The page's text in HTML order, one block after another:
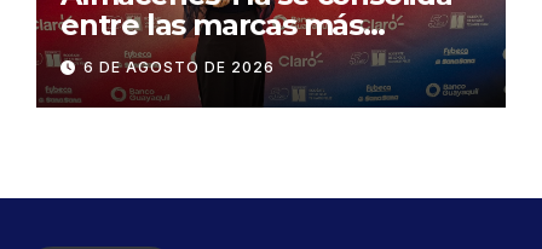
entre las marcas más
influyentes del Ecuador
6 DE AGOSTO DE 2026